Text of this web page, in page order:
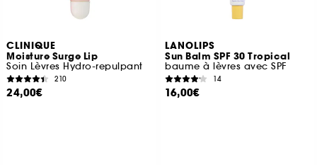
CLINIQUE
Moisture Surge Lip
Soin Lèvres Hydro-repulpant
210
24,00€
LANOLIPS
Sun Balm SPF 30 Tropical
baume à lèvres avec SPF
14
16,00€